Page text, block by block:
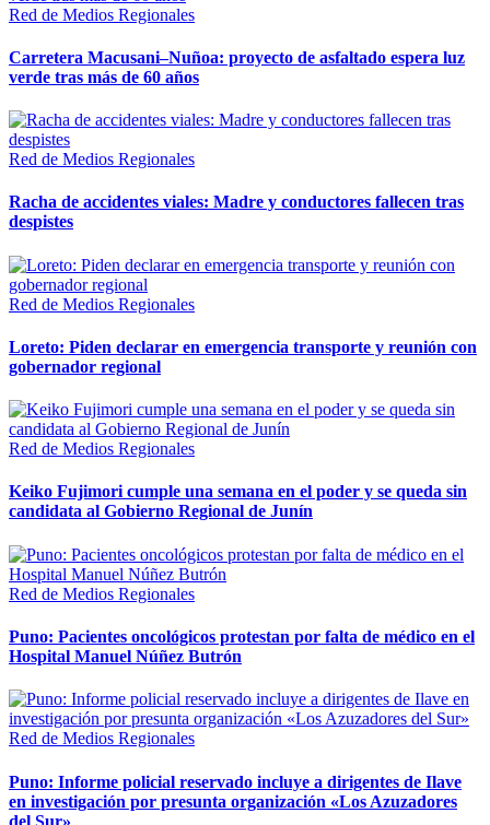
Red de Medios Regionales
Carretera Macusani–Nuñoa: proyecto de asfaltado espera luz
verde tras más de 60 años
Red de Medios Regionales
Racha de accidentes viales: Madre y conductores fallecen tras
despistes
Red de Medios Regionales
Loreto: Piden declarar en emergencia transporte y reunión con
gobernador regional
Red de Medios Regionales
Keiko Fujimori cumple una semana en el poder y se queda sin
candidata al Gobierno Regional de Junín
Red de Medios Regionales
Puno: Pacientes oncológicos protestan por falta de médico en el
Hospital Manuel Núñez Butrón
Red de Medios Regionales
Puno: Informe policial reservado incluye a dirigentes de Ilave
en investigación por presunta organización «Los Azuzadores
del Sur»